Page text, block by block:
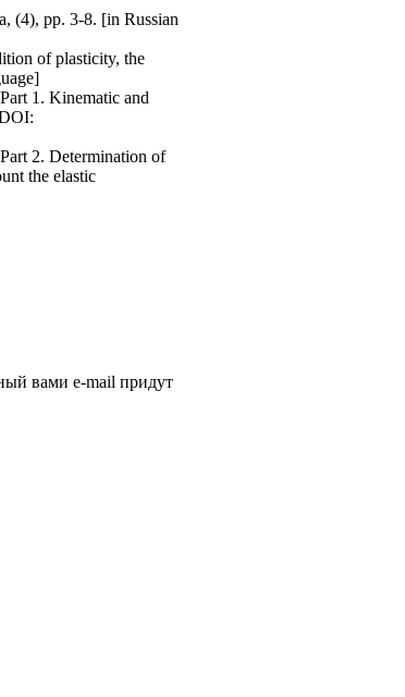
(4), pp. 3-8. [in Russian
of plasticity, the
1. Kinematic and
2. Determination of
the elastic
вами e-mail придут